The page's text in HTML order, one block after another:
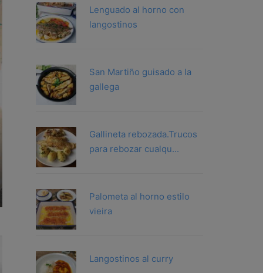
Lenguado al horno con
langostinos
San Martiño guisado a la
gallega
Gallineta rebozada.Trucos
para rebozar cualqu...
Palometa al horno estilo
vieira
Langostinos al curry